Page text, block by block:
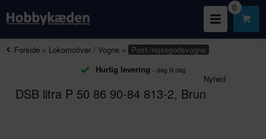
0
Forside » Lokomotiver / Vogne » Post-/rejsegodsvogne
Hurtig levering - dag til dag
Nyhed
DSB litra P 50 86 90-84 813-2, Brun